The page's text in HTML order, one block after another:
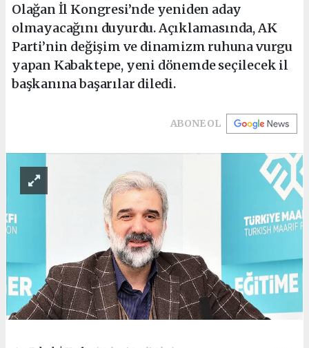
Olağan İl Kongresi’nde yeniden aday
olmayacağını duyurdu. Açıklamasında, AK
Parti’nin değişim ve dinamizm ruhuna vurgu
yapan Kabaktepe, yeni dönemde seçilecek il
başkanına başarılar diledi.
ABONE OL